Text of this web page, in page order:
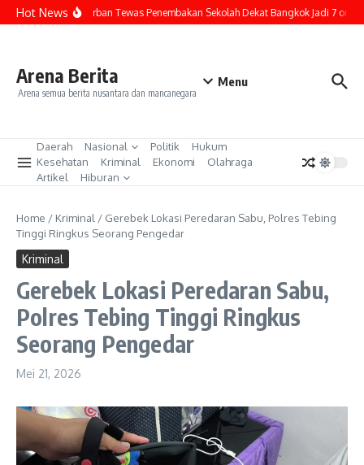
Lewati ke konten
Hot NewsJumlah Korban Tewas Penembakan Sekolah Dekat Bangkok Jadi 7 orang
Arena Berita
Arena semua berita nusantara dan mancanegara
Menu
Daerah Nasional Politik
Hukum
Kesehatan
Kriminal Ekonomi
Olahraga
Artikel
Hiburan
Home / Kriminal / Gerebek Lokasi Peredaran Sabu, Polres Tebing
Tinggi Ringkus Seorang Pengedar
Kriminal
Gerebek Lokasi Peredaran Sabu,
Polres Tebing Tinggi Ringkus
Seorang Pengedar
Mei 21, 2026